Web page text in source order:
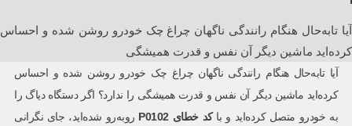
آیا تا‌به‌حال هنگام رانندگی ناگهان چراغ چک خودرو روشن شده و احساس
کرده‌اید ماشین دیگر آن نفس و قدرت همیشگی
آیا تا‌به‌حال هنگام رانندگی ناگهان چراغ چک خودرو روشن شده و احساس
کرده‌اید ماشین دیگر آن نفس و قدرت همیشگی را ندارد؟ اگر دستگاه دیاگ را
به خودرو متصل کرده‌اید و باکد خطای P0102 روبه‌رو شده‌اید، جای نگرانی